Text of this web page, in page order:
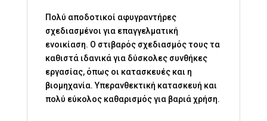
Πολύ αποδοτικοί αφυγραντήρες
σχεδιασμένοι για επαγγελματική
ενοικίαση. Ο στιβαρός σχεδιασμός τους τα
καθιστά ιδανικά για δύσκολες συνθήκες
εργασίας, όπως οι κατασκευές και η
βιομηχανία. Υπερανθεκτική κατασκευή και
πολύ εύκολος καθαρισμός για βαριά χρήση.